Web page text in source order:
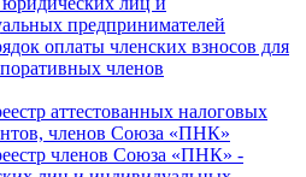
предпринимателей
оплаты членских взносов для
членов
аттестованных налоговых
членов Союза «ПНК»
членов Союза «ПНК» -